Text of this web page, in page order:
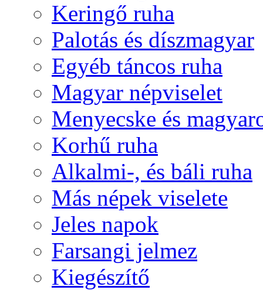
Keringő ruha
Palotás és díszmagyar
Egyéb táncos ruha
Magyar népviselet
Menyecske és
Korhű ruha
Alkalmi-, és báli ruha
Más népek viselete
Jeles napok
Farsangi jelmez
Kiegészítő